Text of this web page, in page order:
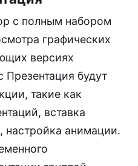
с полным набором
графических
версиях
будут
такие как
вставка
настройка анимации.